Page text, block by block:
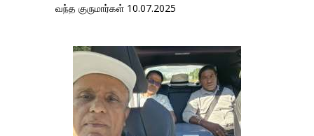
வந்த குருமார்கள் 10.07.2025